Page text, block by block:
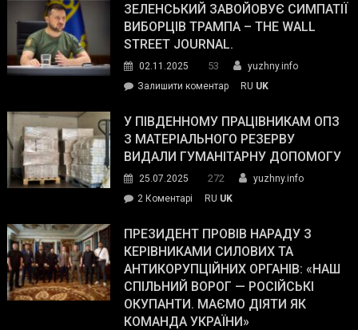
ЗЕЛЕНСЬКИЙ ЗАВОЙОВУЄ СИМПАТІЇ
ВИБОРЦІВ ТРАМПА – THE WALL
STREET JOURNAL.
02.11.2025 53
yuzhny.info
Залишити коментарon
завойовує
симпатії
виборців
The
Street
Journal.
RU UK
У ПІВДЕННОМУ ПРАЦІВНИКАМ ОПЗ
З МАТЕРІАЛЬНОГО РЕЗЕРВУ
ВИДАЛИ ГУМАНІТАРНУ ДОПОМОГУ
25.07.2025 272
yuzhny.info
2 Коментарі
Південному
працівникам
ОПЗ
з
матеріального
резерву
RU UK
ПРЕЗИДЕНТ ПРОВІВ НАРАДУ З
КЕРІВНИКАМИ СИЛОВИХ ТА
АНТИКОРУПЦІЙНИХ ОРГАНІВ: «НАШ
СПІЛЬНИЙ ВОРОГ — РОСІЙСЬКІ
ОКУПАНТИ. МАЄМО ДІЯТИ ЯК
КОМАНДА УКРАЇНИ»